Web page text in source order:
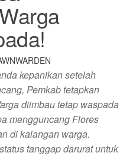
kepanikan setelah
Pemkab tetapkan
diimbau tetap waspada
mengguncang Flores
di kalangan warga.
tanggap darurat untuk